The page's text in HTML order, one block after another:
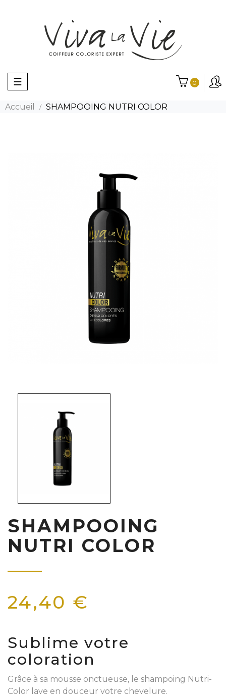
0
Basculer
la
navigation
☰
Accueil SHAMPOOING NUTRI COLOR
SHAMPOOING
NUTRI COLOR
24,40 €
Sublime votre
coloration
Grâce à sa mousse onctueuse, le shampoing Nutri-
Color lave en douceur votre chevelure.